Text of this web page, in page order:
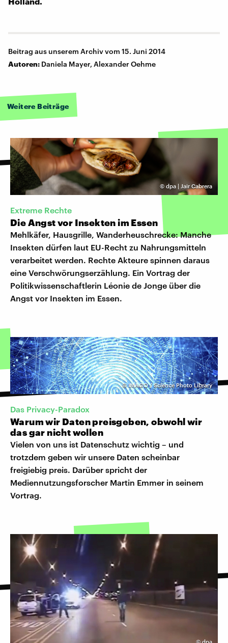
Beitrag aus unserem Archiv vom 15. Juni 2014
Autoren: Daniela Mayer, Alexander Oehme
Weitere Beiträge
© dpa | Jair Cabrera
Extreme Rechte
Die Angst vor Insekten im Essen
Mehlkäfer, Hausgrille, Wanderheuschrecke: Manche
Insekten dürfen laut EU-Recht zu Nahrungsmitteln
verarbeitet werden. Rechte Akteure spinnen daraus
eine Verschwörungserzählung. Ein Vortrag der
Politikwissenschaftlerin Léonie de Jonge über die
Angst vor Insekten im Essen.
©IMAGO / Science Photo Library
Das Privacy-Paradox
Warum wir Daten preisgeben, obwohl wir
das gar nicht wollen
Vielen von uns ist Datenschutz wichtig – und
trotzdem geben wir unsere Daten scheinbar
freigiebig preis. Darüber spricht der
Mediennutzungsforscher Martin Emmer in seinem
Vortrag.